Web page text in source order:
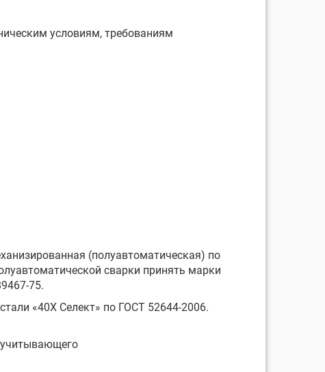
условиям, требованиям
(полуавтоматическая) по
сварки принять марки
75.
«40Х Селект» по ГОСТ 52644-2006.
учитывающего